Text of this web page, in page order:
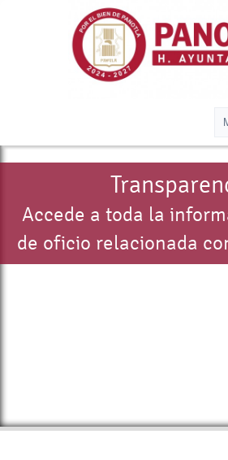
Accede a toda la
de oficio relacionada